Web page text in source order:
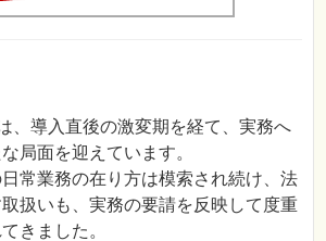
、導入直後の激変期を経て、実務へ
局面を迎えています。
常業務の在り方は模索され続け、法
扱いも、実務の要請を反映して度重
きました。